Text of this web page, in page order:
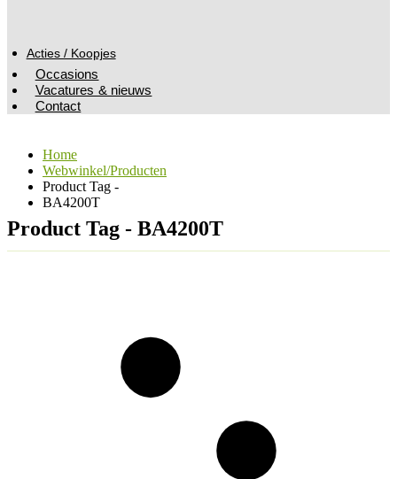
Acties / Koopjes
Occasions
Vacatures & nieuws
Contact
Home
Webwinkel/Producten
Product Tag -
BA4200T
Product Tag - BA4200T